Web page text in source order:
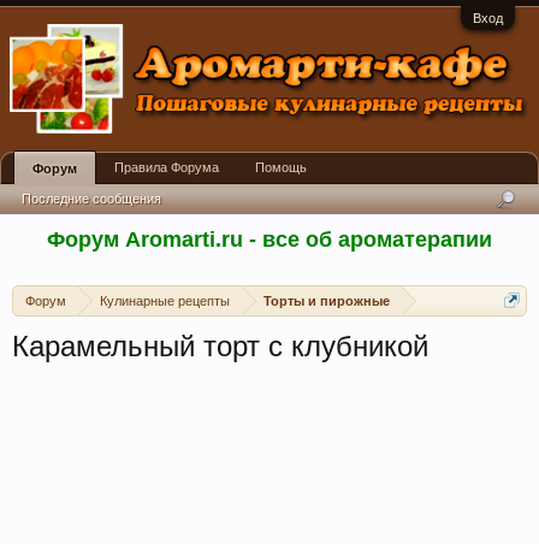
Вход
Форум Aromarti.ru - все об ароматерапии
Форум Кулинарные рецепты Торты и пирожные
Карамельный торт с клубникой
Форум
Последние сообщения
Правила Форума Помощь